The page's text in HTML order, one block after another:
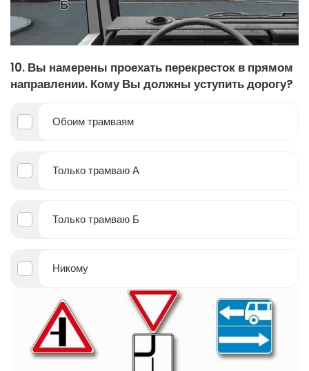
10. Вы намерены проехать перекресток в прямом
направлении. Кому Вы должны уступить дорогу?
Обоим трамваям
Только трамваю А
Только трамваю Б
Никому